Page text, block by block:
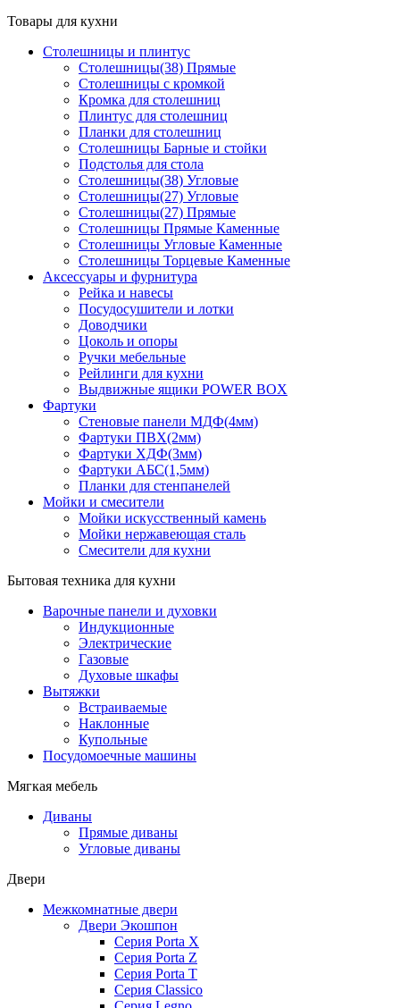
Товары для кухни
Столешницы и плинтус
Столешницы(38) Прямые
Столешницы с кромкой
Кромка для столешниц
Плинтус для столешниц
Планки для столешниц
Столешницы Барные и стойки
Подстолья для стола
Столешницы(38) Угловые
Столешницы(27) Угловые
Столешницы(27) Прямые
Столешницы Прямые Каменные
Столешницы Угловые Каменные
Столешницы Торцевые Каменные
Аксессуары и фурнитура
Рейка и навесы
Посудосушители и лотки
Доводчики
Цоколь и опоры
Ручки мебельные
Рейлинги для кухни
Выдвижные ящики POWER BOX
Фартуки
Стеновые панели МДФ(4мм)
Фартуки ПВХ(2мм)
Фартуки ХДФ(3мм)
Фартуки АБС(1,5мм)
Планки для стенпанелей
Мойки и смесители
Мойки искусственный камень
Мойки нержавеющая сталь
Смесители для кухни
Бытовая техника для кухни
Варочные панели и духовки
Индукционные
Электрические
Газовые
Духовые шкафы
Вытяжки
Встраиваемые
Наклонные
Купольные
Посудомоечные машины
Мягкая мебель
Диваны
Прямые диваны
Угловые диваны
Двери
Межкомнатные двери
Двери Экошпон
Серия Porta X
Серия Porta Z
Серия Porta T
Серия Classico